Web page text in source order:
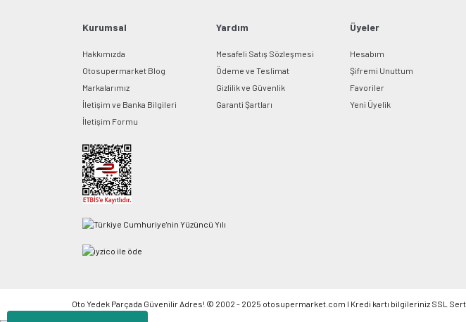
Kurumsal
Hakkımızda
Otosupermarket Blog
Markalarımız
İletişim ve Banka Bilgileri
İletişim Formu
Yardım
Mesafeli Satış Sözleşmesi
Ödeme ve Teslimat
Gizlilik ve Güvenlik
Garanti Şartları
Üyeler
Hesabım
Şifremi Unuttum
Favoriler
Yeni Üyelik
Oto Yedek Parçada Güvenilir Adres! © 2002 - 2025 otosupermarket.com l Kredi kartı bilgileriniz SSL